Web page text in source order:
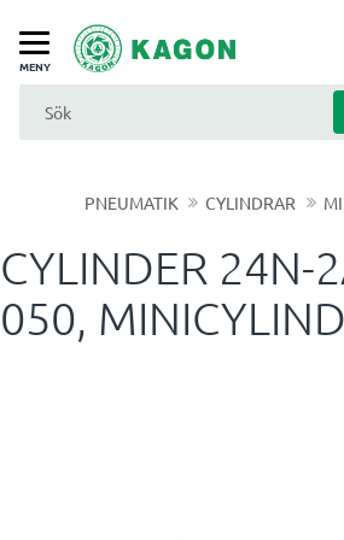
Meny
PNEUMATIK CYLINDRAR
CYLINDER 24N-
050,